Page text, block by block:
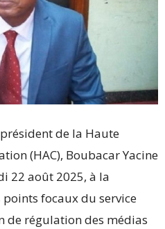
de la Haute
(HAC), Boubacar Yacine
22 août 2025, à la
focaux du service
de régulation des médias